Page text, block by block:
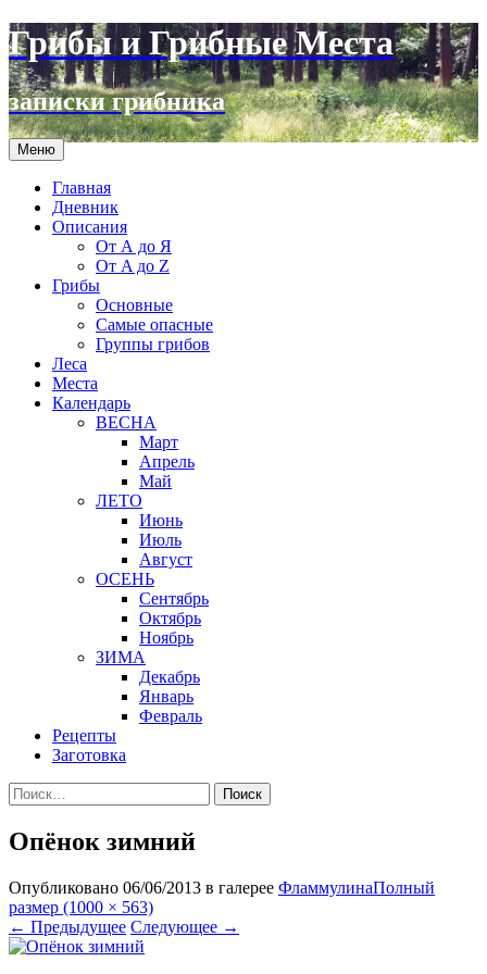
Грибы и Грибные Места
записки грибника
Меню Перейти
к
содержимому
Главная
Дневник
Описания
От А до Я
От A до Z
Грибы
Основные
Самые опасные
Группы грибов
Леса
Места
Календарь
ВЕСНА
Март
Апрель
Май
ЛЕТО
Июнь
Июль
Август
ОСЕНЬ
Сентябрь
Октябрь
Ноябрь
ЗИМА
Декабрь
Январь
Февраль
Рецепты
Заготовка
Найти:
Опёнок зимний
Опубликовано 06/06/2013 в галерее ФламмулинаПолный
размер (1000 × 563)
← Предыдущее Следующее →